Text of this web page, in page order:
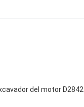
del motor D2842